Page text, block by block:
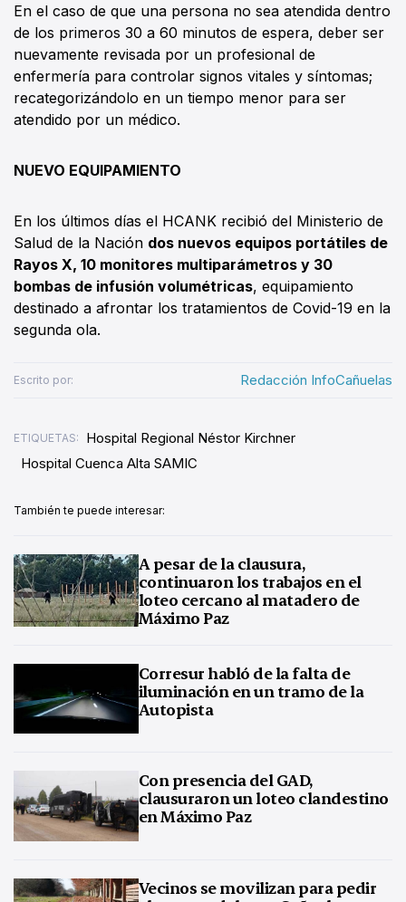
En el caso de que una persona no sea atendida dentro
de los primeros 30 a 60 minutos de espera, deber ser
nuevamente revisada por un profesional de
enfermería para controlar signos vitales y síntomas;
recategorizándolo en un tiempo menor para ser
atendido por un médico.
NUEVO EQUIPAMIENTO
En los últimos días el HCANK recibió del Ministerio de
Salud de la Nación dos nuevos equipos portátiles de
Rayos X, 10 monitores multiparámetros y 30
bombas de infusión volumétricas, equipamiento
destinado a afrontar los tratamientos de Covid-19 en la
segunda ola.
Escrito por: Redacción InfoCañuelas
ETIQUETAS:
Hospital Regional Néstor Kirchner
Hospital Cuenca Alta SAMIC
También te puede interesar:
A pesar de la clausura,
continuaron los trabajos en el
loteo cercano al matadero de
Máximo Paz
Corresur habló de la falta de
iluminación en un tramo de la
Autopista
Con presencia del GAD,
clausuraron un loteo clandestino
en Máximo Paz
Vecinos se movilizan para pedir